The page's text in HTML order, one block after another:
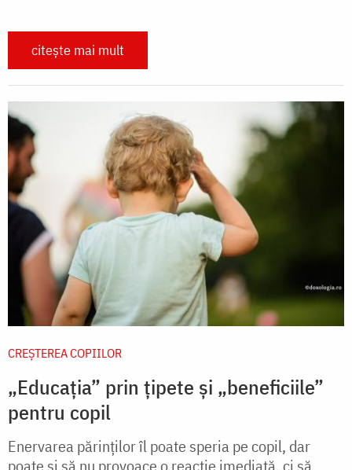
citește mai mult
CREŞTEREA COPIILOR
„Educația” prin țipete și „beneficiile”
pentru copil
Enervarea părinților îl poate speria pe copil, dar
poate și să nu provoace o reacție imediată, ci să